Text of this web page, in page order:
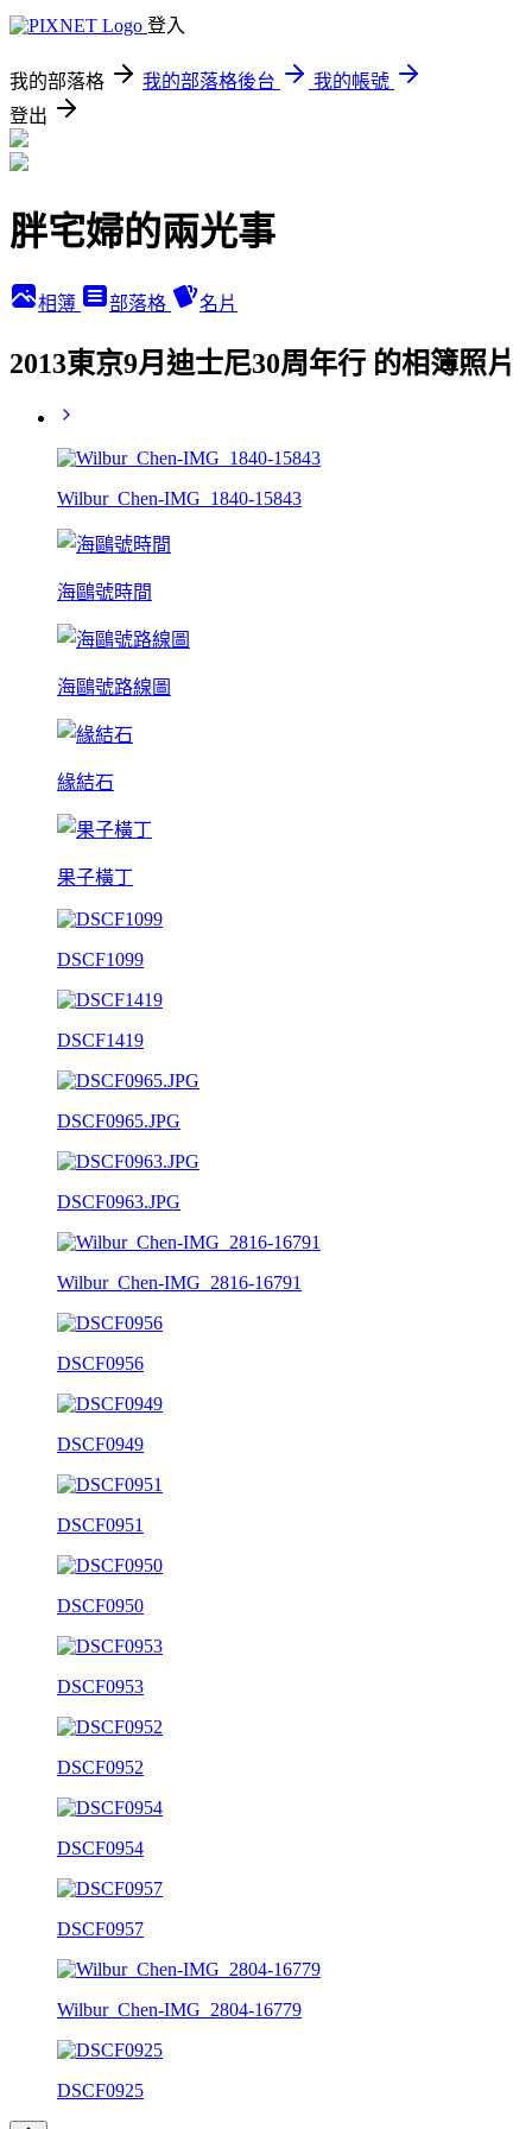
登入
我的部落格 我的部落格後台
我的帳號
登出
胖宅婦的兩光事
相簿 部落格 名片
2013東京9月迪士尼30周年行 的相簿照片
Wilbur_Chen-IMG_1840-15843
海鷗號時間
海鷗號路線圖
緣結石
果子橫丁
DSCF1099
DSCF1419
DSCF0965.JPG
DSCF0963.JPG
Wilbur_Chen-IMG_2816-16791
DSCF0956
DSCF0949
DSCF0951
DSCF0950
DSCF0953
DSCF0952
DSCF0954
DSCF0957
Wilbur_Chen-IMG_2804-16779
DSCF0925